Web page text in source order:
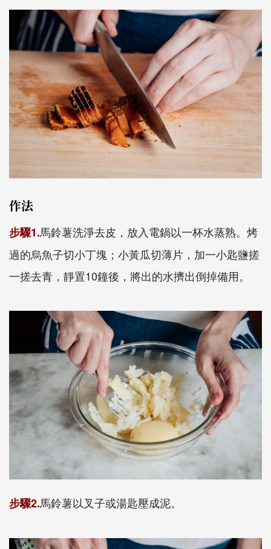
作法
步驟1.馬鈴薯洗淨去皮，放入電鍋以一杯水蒸熟。烤
過的烏魚子切小丁塊；小黃瓜切薄片，加一小匙鹽搓
一搓去青，靜置10鐘後，將出的水擠出倒掉備用。
步驟2.馬鈴薯以叉子或湯匙壓成泥。